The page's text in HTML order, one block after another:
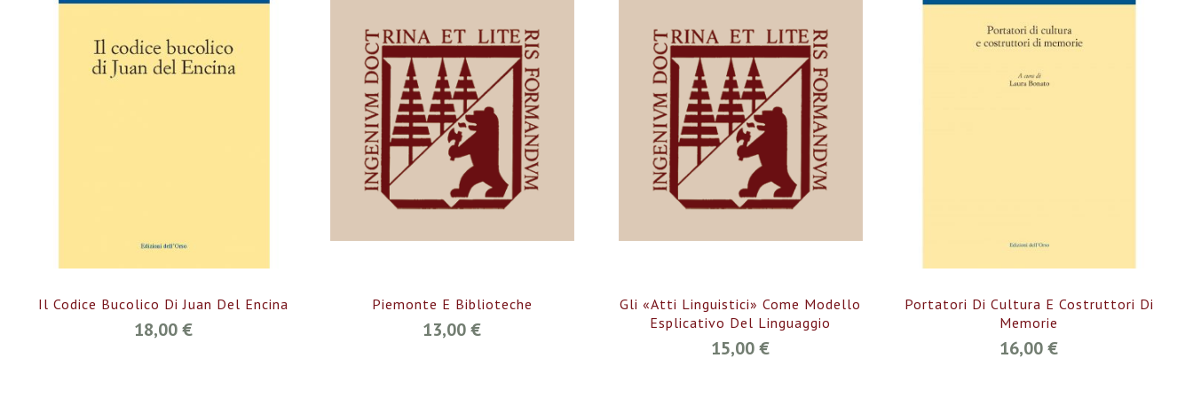
Il Codice Bucolico Di Juan Del Encina
18,00 €
Piemonte E Biblioteche
13,00 €
Gli «atti Linguistici» Come Modello
Esplicativo Del Linguaggio
15,00 €
Portatori Di Cultura E Costruttori Di
Memorie
16,00 €